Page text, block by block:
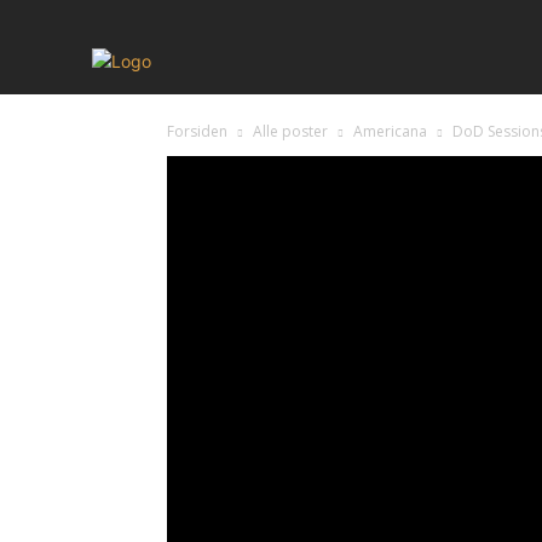
Forsiden Alle poster Americana DoD